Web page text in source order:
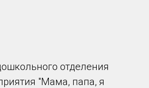
отделения
"Мама, папа, я